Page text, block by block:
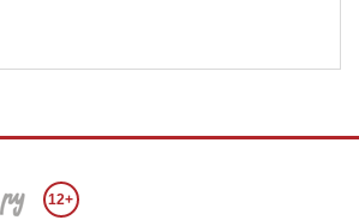
12+